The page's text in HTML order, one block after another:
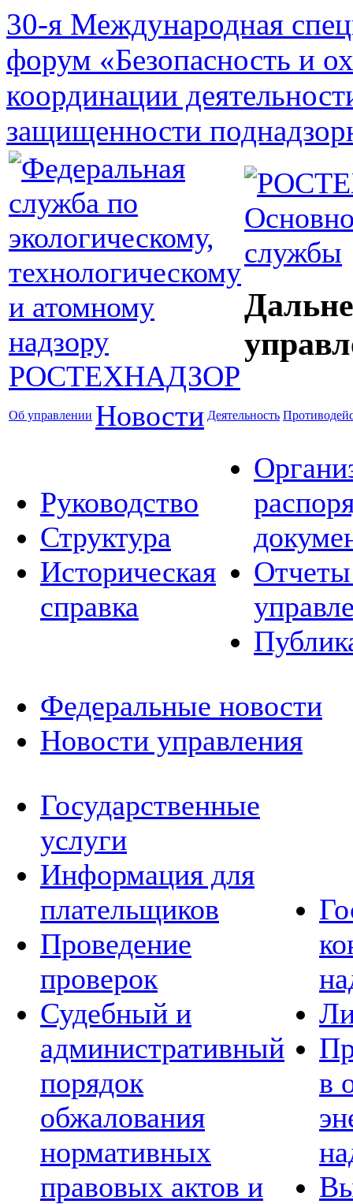
30-я Международная
форум «Безопасность и
координации
защищенности
службы
Об управлении Новости Деятельность
Руководство
Структура
Историческая
справка
Отчеты
Федеральные новости
Новости управления
Государственные
услуги
Информация для
плательщиков
Проведение
проверок
Судебный и
административный
порядок
обжалования
нормативных
правовых актов и
в